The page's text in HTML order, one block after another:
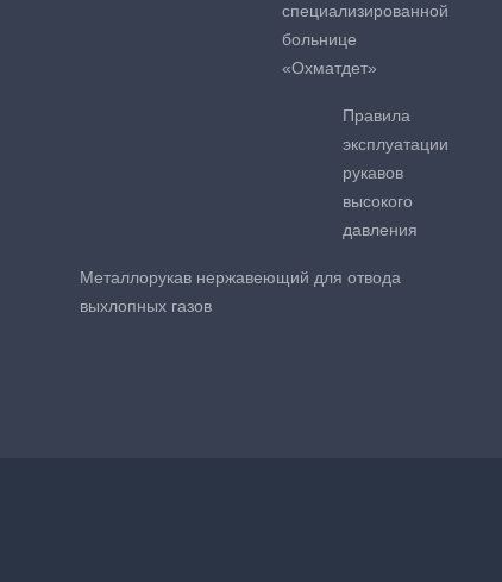
специализированной
больнице
«Охматдет»
Правила
эксплуатации
рукавов
высокого
давления
Металлорукав нержавеющий для отвода
выхлопных газов